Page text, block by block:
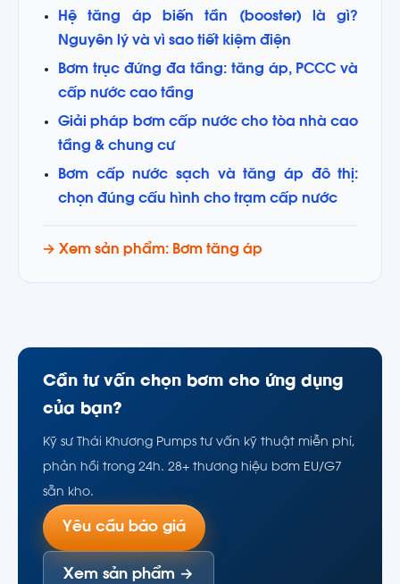
Hệ tăng áp biến tần (booster) là gì?
Nguyên lý và vì sao tiết kiệm điện
Bơm trục đứng đa tầng: tăng áp, PCCC và
cấp nước cao tầng
Giải pháp bơm cấp nước cho tòa nhà cao
tầng & chung cư
Bơm cấp nước sạch và tăng áp đô thị:
chọn đúng cấu hình cho trạm cấp nước
→ Xem sản phẩm: Bơm tăng áp
Cần tư vấn chọn bơm cho ứng dụng
của bạn?
Kỹ sư Thái Khương Pumps tư vấn kỹ thuật miễn phí,
phản hồi trong 24h. 28+ thương hiệu bơm EU/G7
sẵn kho.
Yêu cầu báo giá
Xem sản phẩm →